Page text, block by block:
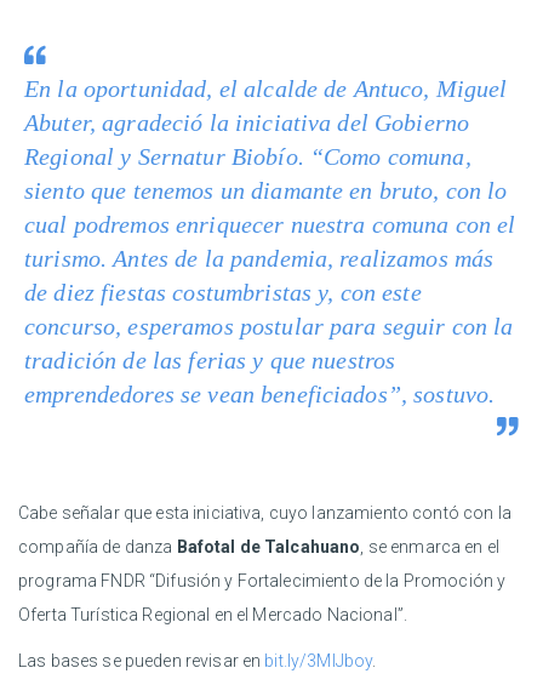
En la oportunidad, el alcalde de Antuco, Miguel
Abuter, agradeció la iniciativa del Gobierno
Regional y Sernatur Biobío. “Como comuna,
siento que tenemos un diamante en bruto, con lo
cual podremos enriquecer nuestra comuna con el
turismo. Antes de la pandemia, realizamos más
de diez fiestas costumbristas y, con este
concurso, esperamos postular para seguir con la
tradición de las ferias y que nuestros
emprendedores se vean beneficiados”, sostuvo.
Cabe señalar que esta iniciativa, cuyo lanzamiento contó con la
compañía de danza Bafotal de Talcahuano , se enmarca en el
programa FNDR “Difusión y Fortalecimiento de la Promoción y
Oferta Turística Regional en el Mercado Nacional”.
Las bases se pueden revisar en bit.ly/3MIJboy.